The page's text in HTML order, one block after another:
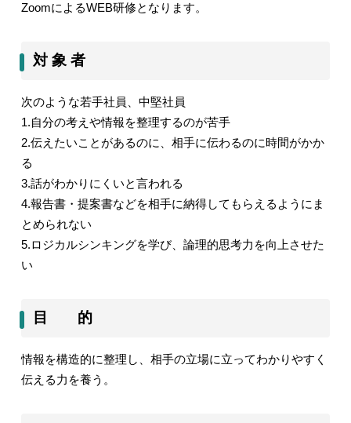
ZoomによるWEB研修となります。
対 象 者
次のような若手社員、中堅社員
1.自分の考えや情報を整理するのが苦手
2.伝えたいことがあるのに、相手に伝わるのに時間がかか
る
3.話がわかりにくいと言われる
4.報告書・提案書などを相手に納得してもらえるようにま
とめられない
5.ロジカルシンキングを学び、論理的思考力を向上させた
い
目 的
情報を構造的に整理し、相手の立場に立ってわかりやすく
伝える力を養う。